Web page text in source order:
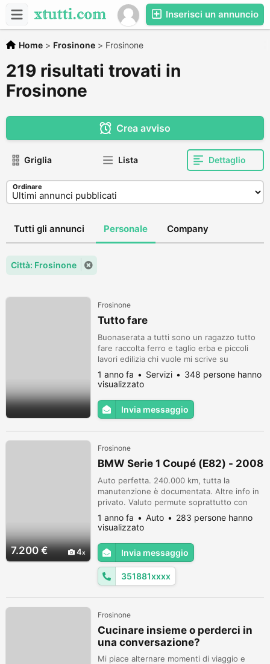
Inserisci un annuncio
Home > Frosinone > Frosinone
219 risultati trovati in
Frosinone
Crea avviso
Griglia Lista Dettaglio
Ordinare
Tutti gli annunci Personale Company
Città: Frosinone
Frosinone
Tutto fare
Buonaserata a tutti sono un ragazzo tutto
fare raccolta ferro e taglio erba e piccoli
lavori edilizia chi vuole mi scrive su
WhatsApp
1 anno fa Servizi
348 persone hanno
visualizzato
Invia messaggio
7.200 € 4
Frosinone
BMW Serie 1 Coupé (E82) - 2008
Auto perfetta. 240.000 km, tutta la
manutenzione è documentata. Altre info in
privato. Valuto permute soprattutto con
auto 4x4.
1 anno fa Auto
283 persone hanno
visualizzato
Invia messaggio
351881xxxx
Frosinone
Cucinare insieme o perderci in
una conversazione?
Mi piace alternare momenti di viaggio e